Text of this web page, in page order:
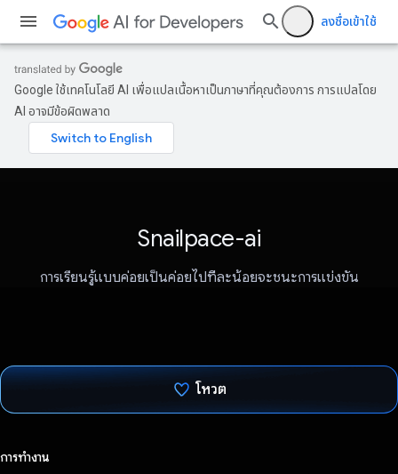
ลงชื่อเข้าใช้
Google ใช้เทคโนโลยี AI เพื่อแปลเนื้อหาเป็นภาษาที่คุณต้องการ การแปลโดย
AI อาจมีข้อผิดพลาด
Snailpace-ai
การเรียนรู้แบบค่อยเป็นค่อยไปทีละน้อยจะชนะการแข่งขัน
โหวต
การทำงาน